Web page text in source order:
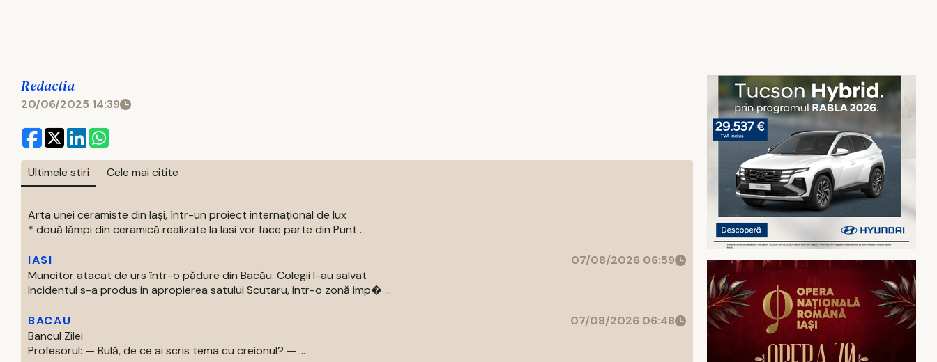
Redactia
20/06/2025 14:39
Ultimele stiri Cele mai citite
Arta unei ceramiste din Iași, într-un proiect internațional de lux
* două lămpi din ceramică realizate la Iasi vor face parte din Punt ...
IASI
07/08/2026 06:59
Muncitor atacat de urs într-o pădure din Bacău. Colegii l-au salvat
Incidentul s-a produs in apropierea satului Scutaru, intr-o zonă imp� ...
BACAU
07/08/2026 06:48
Bancul Zilei
Profesorul: — Bulă, de ce ai scris tema cu creionul? — ...